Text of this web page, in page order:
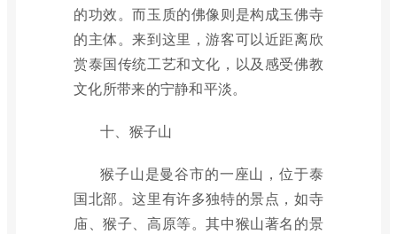
的功效。而玉质的佛像则是构成玉佛寺
的主体。来到这里，游客可以近距离欣
赏泰国传统工艺和文化，以及感受佛教
文化所带来的宁静和平淡。
十、猴子山
猴子山是曼谷市的一座山，位于泰
国北部。这里有许多独特的景点，如寺
庙、猴子、高原等。其中猴山著名的景